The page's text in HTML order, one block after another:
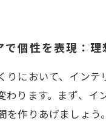
で個性を表現：
りにおいて、イン
わります。まず、
を作りあげましょ